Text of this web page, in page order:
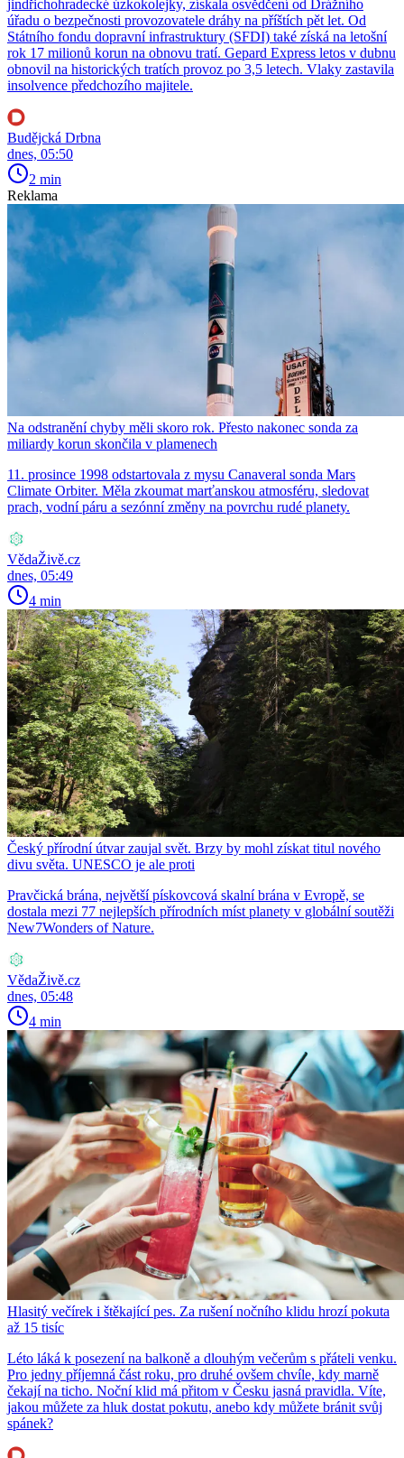
jindřichohradecké úzkokolejky, získala osvědčení od Drážního
úřadu o bezpečnosti provozovatele dráhy na příštích pět let. Od
Státního fondu dopravní infrastruktury (SFDI) také získá na letošní
rok 17 milionů korun na obnovu tratí. Gepard Express letos v dubnu
obnovil na historických tratích provoz po 3,5 letech. Vlaky zastavila
insolvence předchozího majitele.
Budějcká Drbna
dnes, 05:50
2 min
Reklama
Na odstranění chyby měli skoro rok. Přesto nakonec sonda za
miliardy korun skončila v plamenech
11. prosince 1998 odstartovala z mysu Canaveral sonda Mars
Climate Orbiter. Měla zkoumat marťanskou atmosféru, sledovat
prach, vodní páru a sezónní změny na povrchu rudé planety.
VědaŽivě.cz
dnes, 05:49
4 min
Český přírodní útvar zaujal svět. Brzy by mohl získat titul nového
divu světa. UNESCO je ale proti
Pravčická brána, největší pískovcová skalní brána v Evropě, se
dostala mezi 77 nejlepších přírodních míst planety v globální soutěži
New7Wonders of Nature.
VědaŽivě.cz
dnes, 05:48
4 min
Hlasitý večírek i štěkající pes. Za rušení nočního klidu hrozí pokuta
až 15 tisíc
Léto láká k posezení na balkoně a dlouhým večerům s přáteli venku.
Pro jedny příjemná část roku, pro druhé ovšem chvíle, kdy marně
čekají na ticho. Noční klid má přitom v Česku jasná pravidla. Víte,
jakou můžete za hluk dostat pokutu, anebo kdy můžete bránit svůj
spánek?